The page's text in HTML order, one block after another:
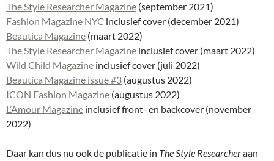
The Style Researcher Magazine (september 2021)
Fashion Magazine NYC inclusief cover (december 2021)
Beautica Magazine (maart 2022)
The Style Researcher Magazine inclusief cover (maart 2022)
Wild Child Magazine inclusief cover (juli 2022)
Beautica Magazine issue #3 (augustus 2022)
ICON Fashion Magazine (augustus 2022)
L’Amour Magazine inclusief front- en backcover (november
2022)
Daar kan dus nu ook de publicatie in The Style Researcheraan